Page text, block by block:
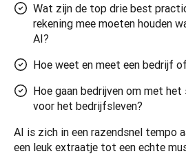
Wat zijn de top drie best
rekening mee moeten houden
AI?
Hoe weet en meet een bedrijf
Hoe gaan bedrijven om met
voor het bedrijfsleven?
AI is zich in een razendsnel tempo
een leuk extraatje tot een echte